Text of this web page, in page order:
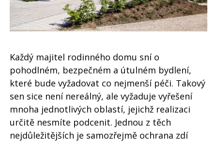
Každý majitel rodinného domu sní o
pohodlném, bezpečném a útulném bydlení,
které bude vyžadovat co nejmenší péči. Takový
sen sice není nereálný, ale vyžaduje vyřešení
mnoha jednotlivých oblastí, jejichž realizaci
určitě nesmíte podcenit. Jednou z těch
nejdůležitějších je samozřejmě ochrana zdí